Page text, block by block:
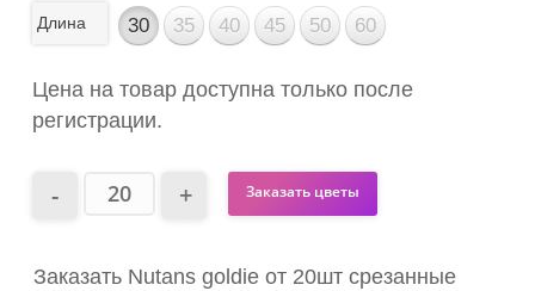
Длина 30 35 40 45 50 60
Цена на товар доступна только после
регистрации.
Заказать цветы
Заказать Nutans goldie от 20шт срезанные